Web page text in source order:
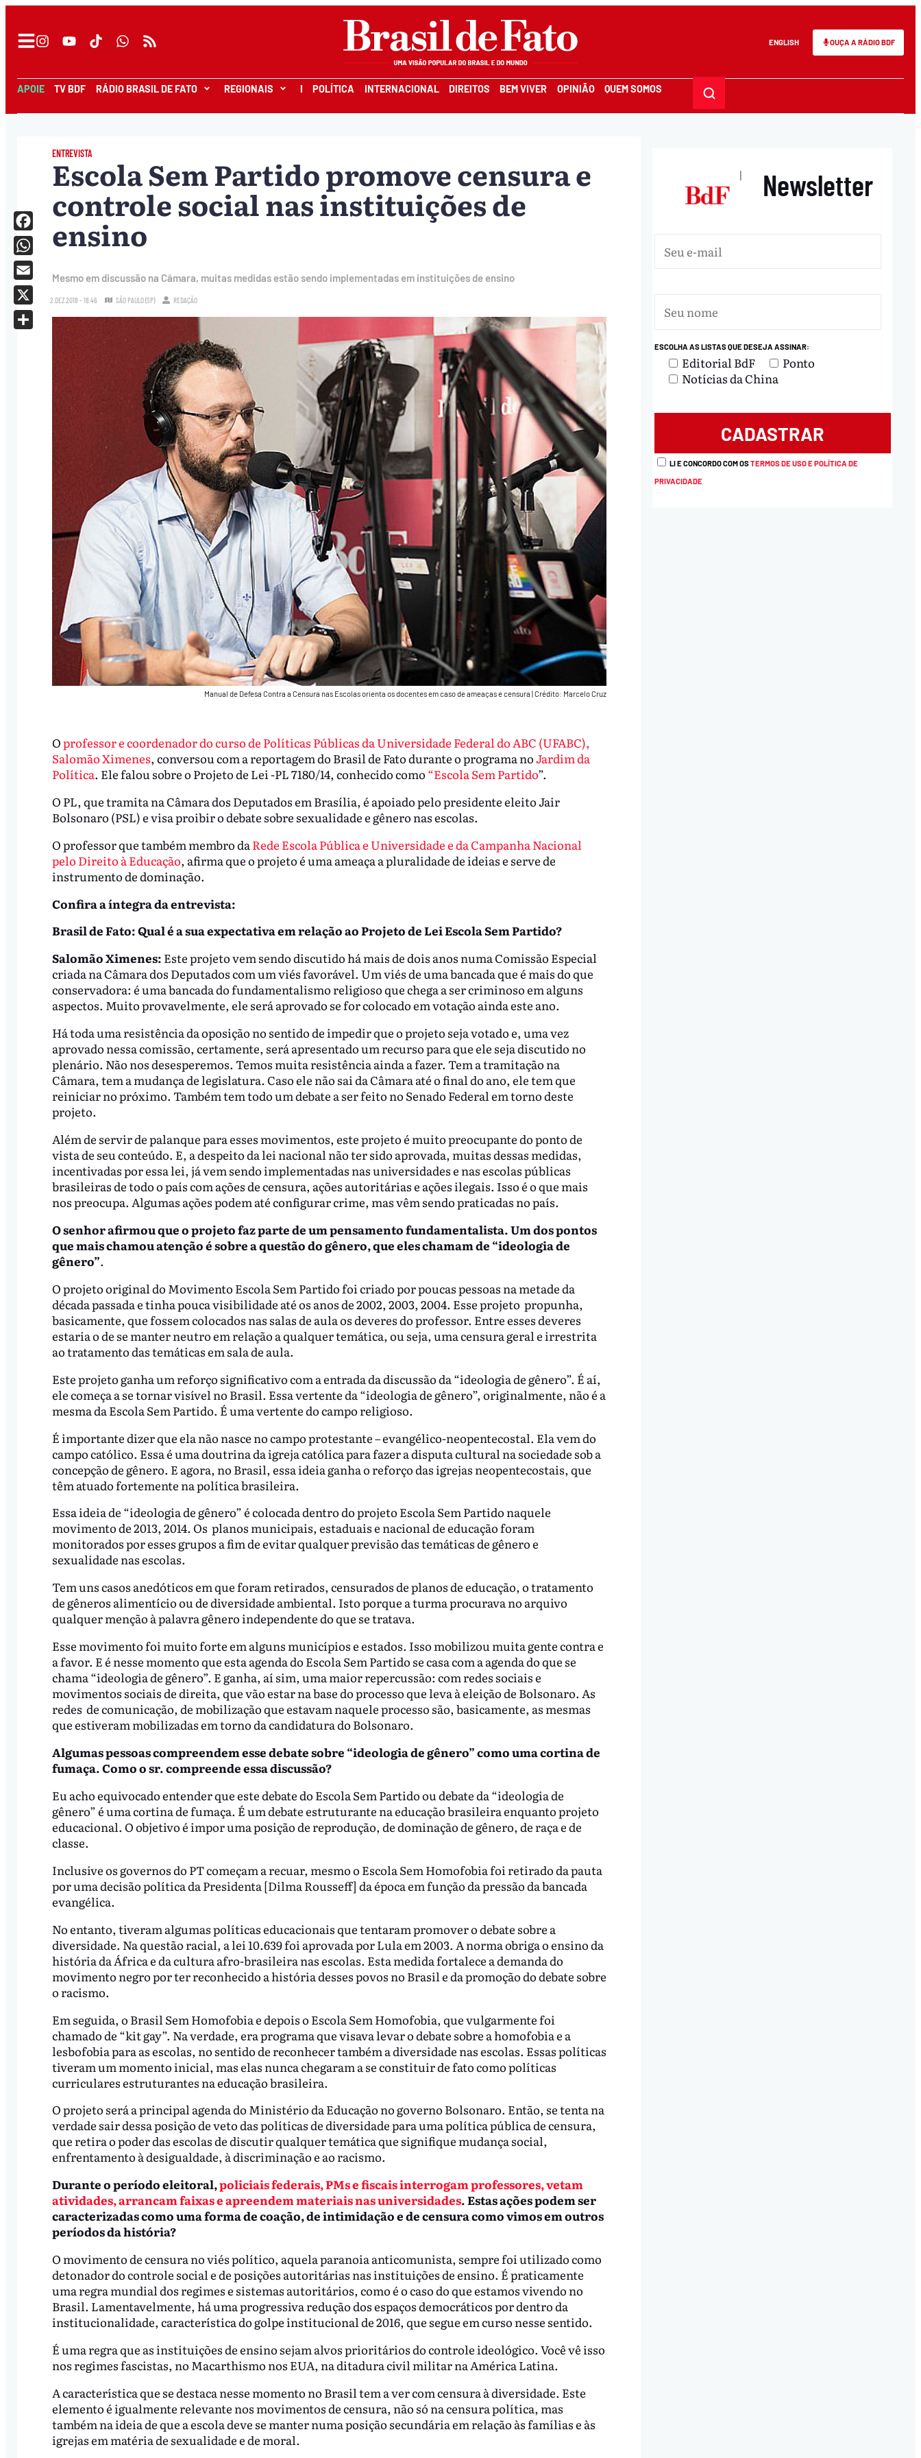
ENGLISH OUÇA A RÁDIO BDF
APOIE TV BDF RÁDIO BRASIL DE FATO REGIONAIS I POLÍTICA INTERNACIONAL DIREITOS BEM VIVER OPINIÃO QUEM SOMOS
ENTREVISTA
Escola Sem Partido promove censura e
controle social nas instituições de
ensino
Mesmo em discussão na Câmara, muitas medidas estão sendo implementadas em instituições de ensino
2.DEZ.2018 - 18:46 SÃO PAULO (SP) REDAÇÃO
Manual de Defesa Contra a Censura nas Escolas orienta os docentes em caso de ameaças e censura Crédito: Marcelo Cruz
Oprofessor e coordenador do curso de Políticas Públicas da Universidade Federal do ABC (UFABC),
Salomão Ximenes, conversou com a reportagem do Brasil de Fato durante o programa noJardim da
Política. Ele falou sobre o Projeto de Lei -PL 7180/14, conhecido como “Escola Sem Partido”.
O PL, que tramita na Câmara dos Deputados em Brasília, é apoiado pelo presidente eleito Jair
Bolsonaro (PSL) e visa proibir o debate sobre sexualidade e gênero nas escolas.
O professor que também membro da Rede Escola Pública e Universidade e da Campanha Nacional
pelo Direito à Educação, afirma que o projeto é uma ameaça a pluralidade de ideias e serve de
instrumento de dominação.
Confira a íntegra da entrevista:
Brasil de Fato: Qual é a sua expectativa em relação ao Projeto de Lei Escola Sem Partido?
Salomão Ximenes: Este projeto vem sendo discutido há mais de dois anos numa Comissão Especial
criada na Câmara dos Deputados com um viés favorável. Um viés de uma bancada que é mais do que
conservadora: é uma bancada do fundamentalismo religioso que chega a ser criminoso em alguns
aspectos. Muito provavelmente, ele será aprovado se for colocado em votação ainda este ano.
Há toda uma resistência da oposição no sentido de impedir que o projeto seja votado e, uma vez
aprovado nessa comissão, certamente, será apresentado um recurso para que ele seja discutido no
plenário. Não nos desesperemos. Temos muita resistência ainda a fazer. Tem a tramitação na
Câmara, tem a mudança de legislatura. Caso ele não sai da Câmara até o final do ano, ele tem que
reiniciar no próximo. Também tem todo um debate a ser feito no Senado Federal em torno deste
projeto.
Além de servir de palanque para esses movimentos, este projeto é muito preocupante do ponto de
vista de seu conteúdo. E, a despeito da lei nacional não ter sido aprovada, muitas dessas medidas,
incentivadas por essa lei, já vem sendo implementadas nas universidades e nas escolas públicas
brasileiras de todo o país com ações de censura, ações autoritárias e ações ilegais. Isso é o que mais
nos preocupa. Algumas ações podem até configurar crime, mas vêm sendo praticadas no país.
O senhor afirmou que o projeto faz parte de um pensamento fundamentalista. Um dos pontos
que mais chamou atenção é sobre a questão do gênero, que eles chamam de “ideologia de
gênero”.
O projeto original do Movimento Escola Sem Partido foi criado por poucas pessoas na metade da
década passada e tinha pouca visibilidade até os anos de 2002, 2003, 2004. Esse projeto propunha,
basicamente, que fossem colocados nas salas de aula os deveres do professor. Entre esses deveres
estaria o de se manter neutro em relação a qualquer temática, ou seja, uma censura geral e irrestrita
ao tratamento das temáticas em sala de aula.
Este projeto ganha um reforço significativo com a entrada da discussão da “ideologia de gênero”. É aí,
ele começa a se tornar visível no Brasil. Essa vertente da “ideologia de gênero”, originalmente, não é a
mesma da Escola Sem Partido. É uma vertente do campo religioso.
É importante dizer que ela não nasce no campo protestante – evangélico-neopentecostal. Ela vem do
campo católico. Essa é uma doutrina da igreja católica para fazer a disputa cultural na sociedade sob a
concepção de gênero. E agora, no Brasil, essa ideia ganha o reforço das igrejas neopentecostais, que
têm atuado fortemente na política brasileira.
Essa ideia de “ideologia de gênero” é colocada dentro do projeto Escola Sem Partido naquele
movimento de 2013, 2014. Os planos municipais, estaduais e nacional de educação foram
monitorados por esses grupos a fim de evitar qualquer previsão das temáticas de gênero e
sexualidade nas escolas.
Tem uns casos anedóticos em que foram retirados, censurados de planos de educação, o tratamento
de gêneros alimentício ou de diversidade ambiental. Isto porque a turma procurava no arquivo
qualquer menção à palavra gênero independente do que se tratava.
Esse movimento foi muito forte em alguns municípios e estados. Isso mobilizou muita gente contra e
a favor. E é nesse momento que esta agenda do Escola Sem Partido se casa com a agenda do que se
chama “ideologia de gênero”. E ganha, aí sim, uma maior repercussão: com redes sociais e
movimentos sociais de direita, que vão estar na base do processo que leva à eleição de Bolsonaro. As
redes de comunicação, de mobilização que estavam naquele processo são, basicamente, as mesmas
que estiveram mobilizadas em torno da candidatura do Bolsonaro.
Algumas pessoas compreendem esse debate sobre “ideologia de gênero” como uma cortina de
fumaça. Como o sr. compreende essa discussão?
Eu acho equivocado entender que este debate do Escola Sem Partido ou debate da “ideologia de
gênero” é uma cortina de fumaça. É um debate estruturante na educação brasileira enquanto projeto
educacional. O objetivo é impor uma posição de reprodução, de dominação de gênero, de raça e de
classe.
Inclusive os governos do PT começam a recuar, mesmo o Escola Sem Homofobia foi retirado da pauta
por uma decisão política da Presidenta [Dilma Rousseff] da época em função da pressão da bancada
evangélica.
No entanto, tiveram algumas políticas educacionais que tentaram promover o debate sobre a
diversidade. Na questão racial, a lei 10.639 foi aprovada por Lula em 2003. A norma obriga o ensino da
história da África e da cultura afro-brasileira nas escolas. Esta medida fortalece a demanda do
movimento negro por ter reconhecido a história desses povos no Brasil e da promoção do debate sobre
o racismo.
Em seguida, o Brasil Sem Homofobia e depois o Escola Sem Homofobia, que vulgarmente foi
chamado de “kit gay”. Na verdade, era programa que visava levar o debate sobre a homofobia e a
lesbofobia para as escolas, no sentido de reconhecer também a diversidade nas escolas. Essas políticas
tiveram um momento inicial, mas elas nunca chegaram a se constituir de fato como políticas
curriculares estruturantes na educação brasileira.
O projeto será a principal agenda do Ministério da Educação no governo Bolsonaro. Então, se tenta na
verdade sair dessa posição de veto das políticas de diversidade para uma política pública de censura,
que retira o poder das escolas de discutir qualquer temática que signifique mudança social,
enfrentamento à desigualdade, à discriminação e ao racismo.
Durante o período eleitoral,policiais federais, PMs e fiscais interrogam professores, vetam
atividades, arrancam faixas e apreendem materiais nas universidades. Estas ações podem ser
caracterizadas como uma forma de coação, de intimidação e de censura como vimos em outros
períodos da história?
O movimento de censura no viés político, aquela paranoia anticomunista, sempre foi utilizado como
detonador do controle social e de posições autoritárias nas instituições de ensino. É praticamente
uma regra mundial dos regimes e sistemas autoritários, como é o caso do que estamos vivendo no
Brasil. Lamentavelmente, há uma progressiva redução dos espaços democráticos por dentro da
institucionalidade, característica do golpe institucional de 2016, que segue em curso nesse sentido.
É uma regra que as instituições de ensino sejam alvos prioritários do controle ideológico. Você vê isso
nos regimes fascistas, no Macarthismo nos EUA, na ditadura civil militar na América Latina.
A característica que se destaca nesse momento no Brasil tem a ver com censura à diversidade. Este
elemento é igualmente relevante nos movimentos de censura, não só na censura política, mas
também na ideia de que a escola deve se manter numa posição secundária em relação às famílias e às
igrejas em matéria de sexualidade e de moral.
Facebook
WhatsApp
Email
X
| Newsletter
ESCOLHA AS LISTAS QUE DESEJA ASSINAR:
Editorial BdF
Ponto
Notícias da China
LI E CONCORDO COM OSTERMOS DE USO E POLÍTICA DE
PRIVACIDADE